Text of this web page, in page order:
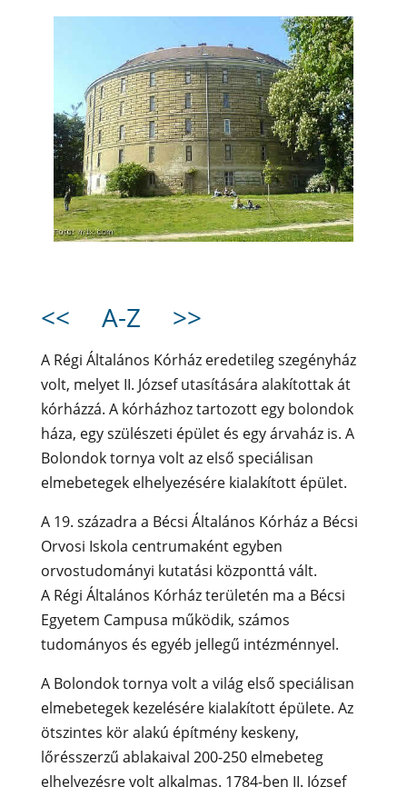
<< A-Z >>
A Régi Általános Kórház eredetileg szegényház
volt, melyet II. József utasítására alakítottak át
kórházzá. A kórházhoz tartozott egy bolondok
háza, egy szülészeti épület és egy árvaház is. A
Bolondok tornya volt az első speciálisan
elmebetegek elhelyezésére kialakított épület.
A 19. századra a Bécsi Általános Kórház a Bécsi
Orvosi Iskola centrumaként egyben
orvostudományi kutatási központtá vált.
A Régi Általános Kórház területén ma a Bécsi
Egyetem Campusa működik, számos
tudományos és egyéb jellegű intézménnyel.
A Bolondok tornya volt a világ első speciálisan
elmebetegek kezelésére kialakított épülete. Az
ötszintes kör alakú építmény keskeny,
lőrésszerzű ablakaival 200-250 elmebeteg
elhelyezésre volt alkalmas. 1784-ben II. József